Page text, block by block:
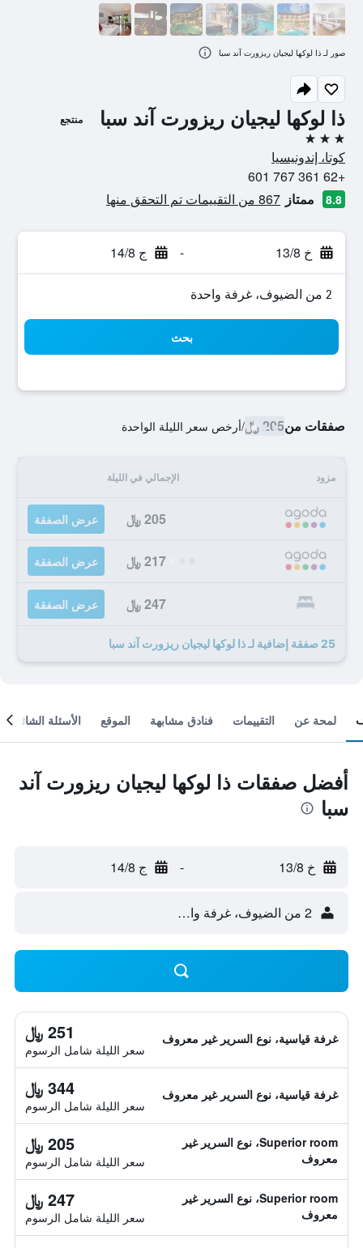
ذا لوكها ليجيان ريزورت آند سبا منتجع
3 نجوم
كوتا، إندونيسيا
+62 361 767 601
8.8 ممتاز 867 من التقييمات تم التحقق منها
خ 13/8 - ج 14/8
2 من الضيوف، غرفة واحدة
بحث
صفقات من205 ﷼ /أرخص سعر الليلة الواحدة
مزود الإجمالي في الليلة
205 ﷼ عرض الصفقة
217 ﷼ عرض الصفقة
247 ﷼ عرض الصفقة
25 صفقة إضافية لـ ذا لوكها ليجيان ريزورت آند سبا
صور لـ ذا لوكها ليجيان ريزورت آند سبا
لمحة عن التقييمات فنادق مشابهة الموقع الأسئلة الشائعة
أفضل صفقات ذا لوكها ليجيان ريزورت آند
سبا
خ 13/8 - ج 14/8
2 من الضيوف، غرفة واحدة
غرفة قياسية، نوع السرير غير معروف 251 ﷼
سعر الليلة شامل الرسوم
غرفة قياسية، نوع السرير غير معروف 344 ﷼
سعر الليلة شامل الرسوم
Superior room، نوع السرير غير
معروف
205 ﷼
سعر الليلة شامل الرسوم
Superior room، نوع السرير غير
معروف
247 ﷼
سعر الليلة شامل الرسوم